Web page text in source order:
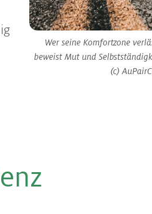
Wer seine Komfortzone
beweist Mut und
(c)